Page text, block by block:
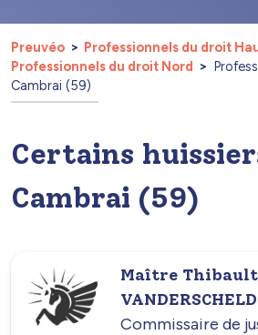
Preuvéo
Professionnels du droit
Professionnels du droit Nord
Cambrai (59)
Certains
Cambrai (59)
Maître Thibault
Commissaire de